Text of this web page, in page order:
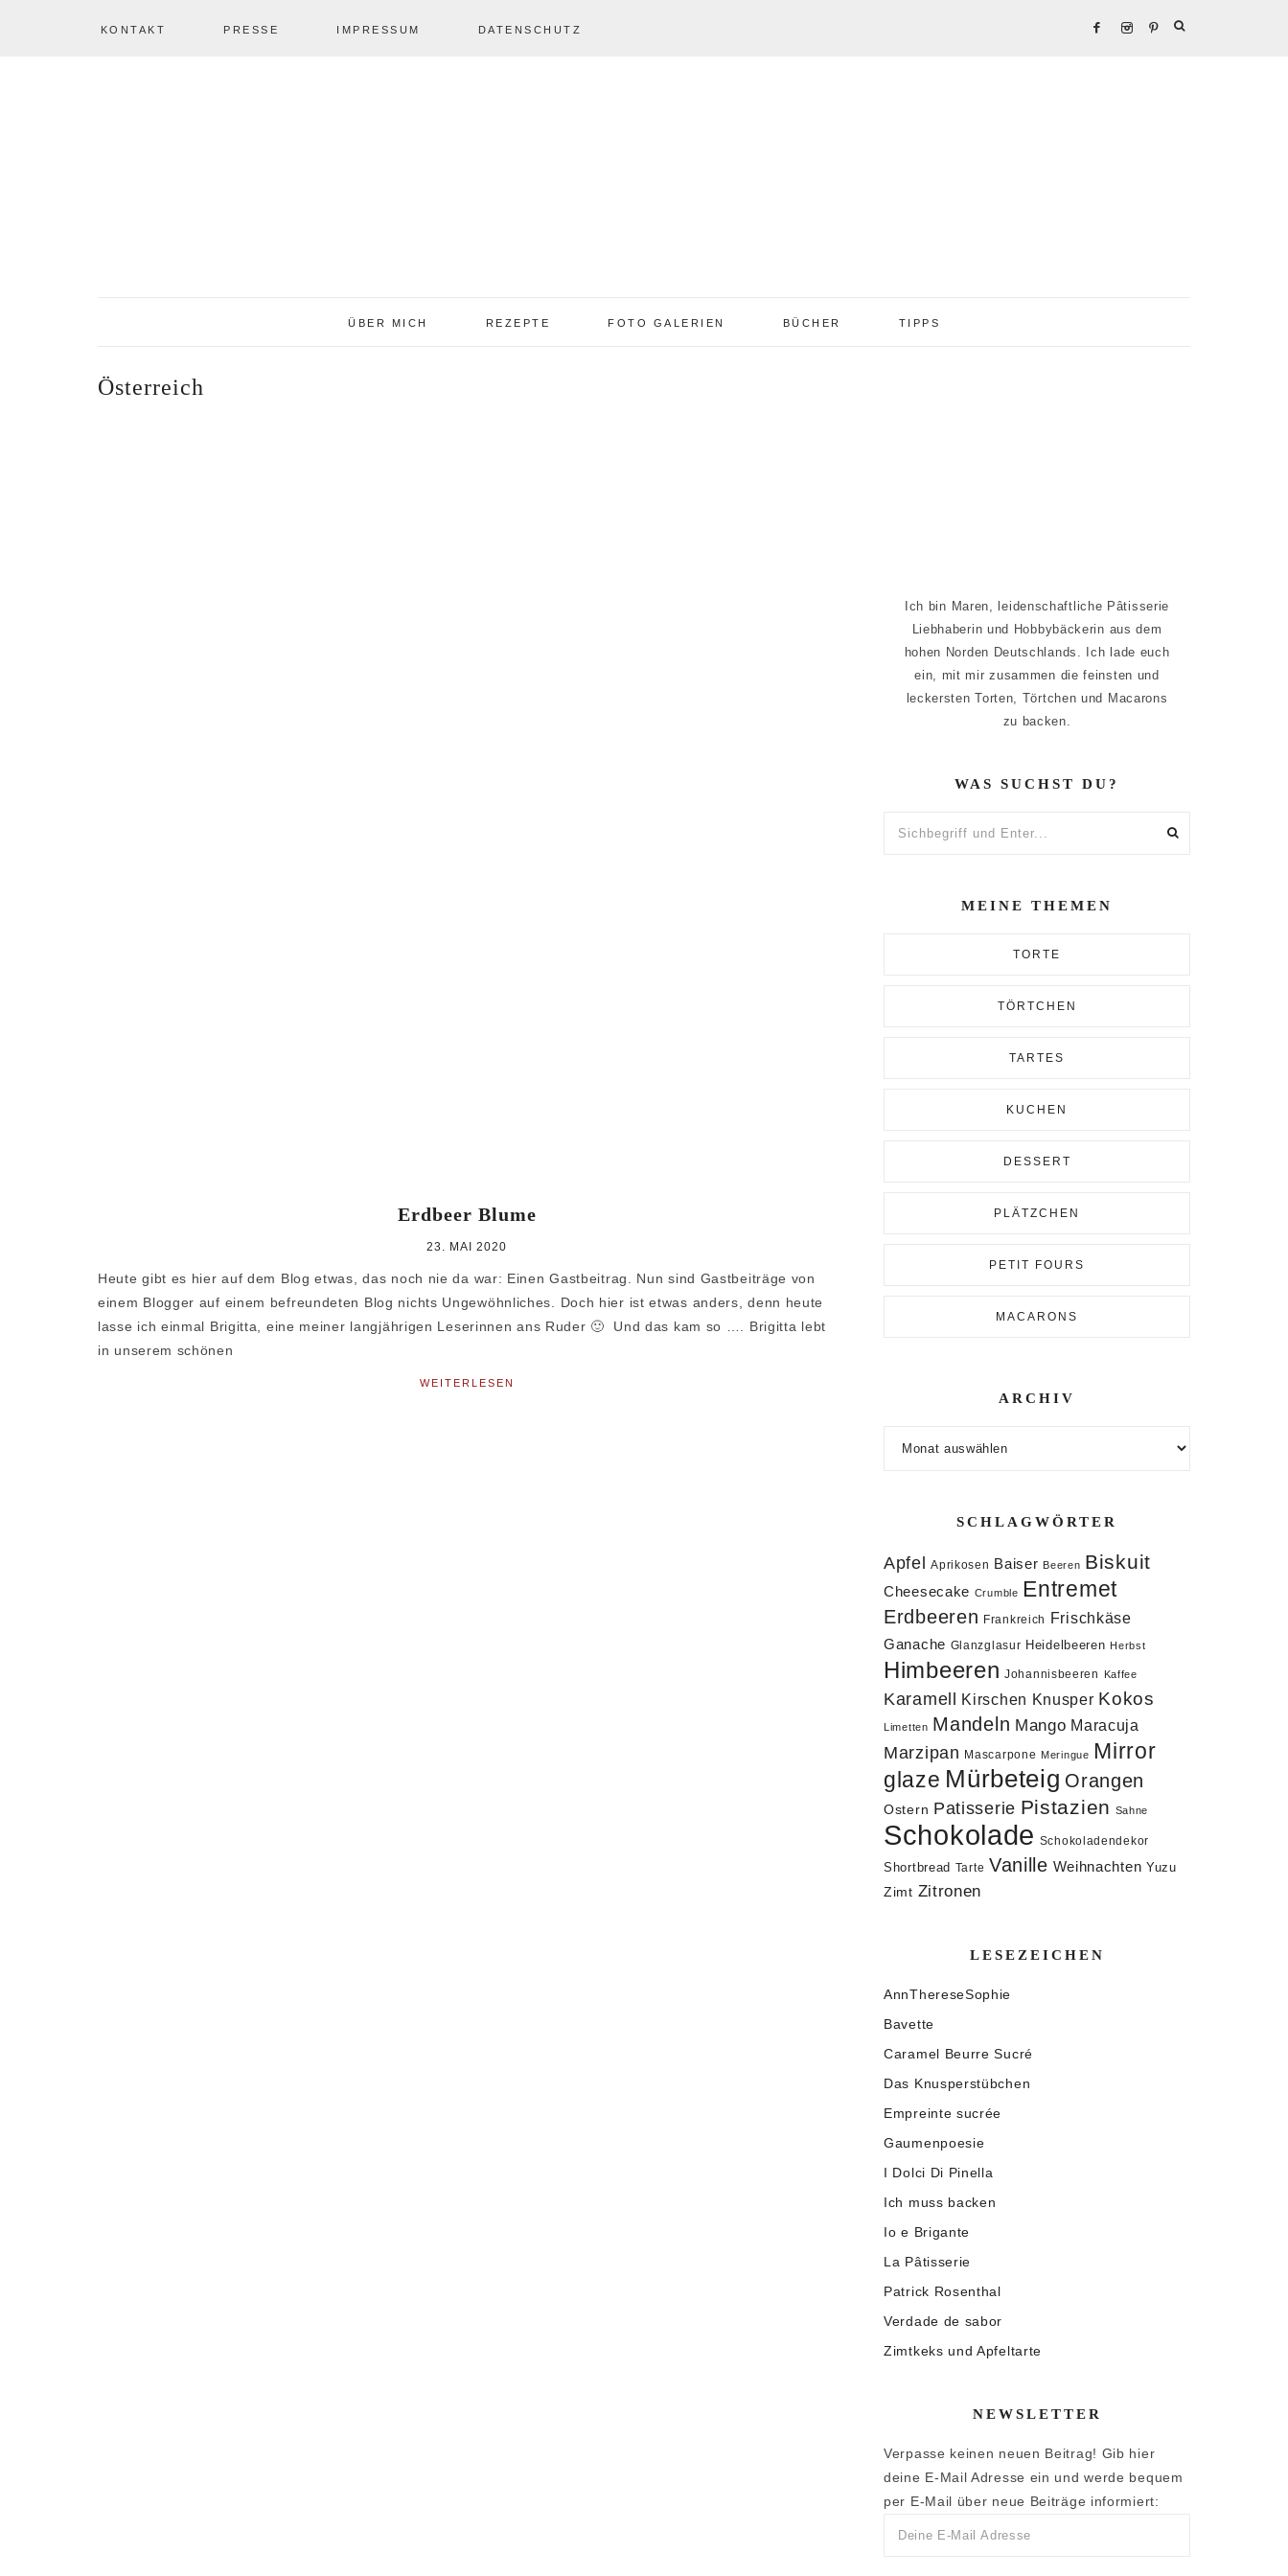
KONTAKT PRESSE IMPRESSUM DATENSCHUTZ
ÜBER MICH REZEPTE FOTO GALERIEN BÜCHER TIPPS
Österreich
Erdbeer Blume
23. MAI 2020
Heute gibt es hier auf dem Blog etwas, das noch nie da war: Einen Gastbeitrag. Nun sind Gastbeiträge von
einem Blogger auf einem befreundeten Blog nichts Ungewöhnliches. Doch hier ist etwas anders, denn heute
lasse ich einmal Brigitta, eine meiner langjährigen Leserinnen ans Ruder 🙂 Und das kam so …. Brigitta lebt
in unserem schönen
WEITERLESEN
Ich bin Maren, leidenschaftliche Pâtisserie
Liebhaberin und Hobbybäckerin aus dem
hohen Norden Deutschlands. Ich lade euch
ein, mit mir zusammen die feinsten und
leckersten Torten, Törtchen und Macarons
zu backen.
WAS SUCHST DU?
MEINE THEMEN
TORTE
TÖRTCHEN
TARTES
KUCHEN
DESSERT
PLÄTZCHEN
PETIT FOURS
MACARONS
ARCHIV
SCHLAGWÖRTER
Apfel Aprikosen Baiser Beeren Biskuit
Cheesecake Crumble Entremet
Erdbeeren Frankreich Frischkäse
Ganache Glanzglasur Heidelbeeren Herbst
Himbeeren Johannisbeeren Kaffee
Karamell Kirschen Knusper Kokos
Limetten Mandeln Mango Maracuja
Marzipan Mascarpone Meringue Mirror
glaze Mürbeteig Orangen
Ostern Patisserie Pistazien Sahne
Schokolade Schokoladendekor
Shortbread Tarte Vanille Weihnachten Yuzu
Zimt Zitronen
LESEZEICHEN
AnnThereseSophie
Bavette
Caramel Beurre Sucré
Das Knusperstübchen
Empreinte sucrée
Gaumenpoesie
I Dolci Di Pinella
Ich muss backen
Io e Brigante
La Pâtisserie
Patrick Rosenthal
Verdade de sabor
Zimtkeks und Apfeltarte
NEWSLETTER
Verpasse keinen neuen Beitrag! Gib hier
deine E-Mail Adresse ein und werde bequem
per E-Mail über neue Beiträge informiert: